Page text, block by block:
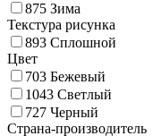
875 Зима
Текстура рисунка
893 Сплошной
Цвет
703 Бежевый
1043 Светлый
727 Черный
Страна-производитель